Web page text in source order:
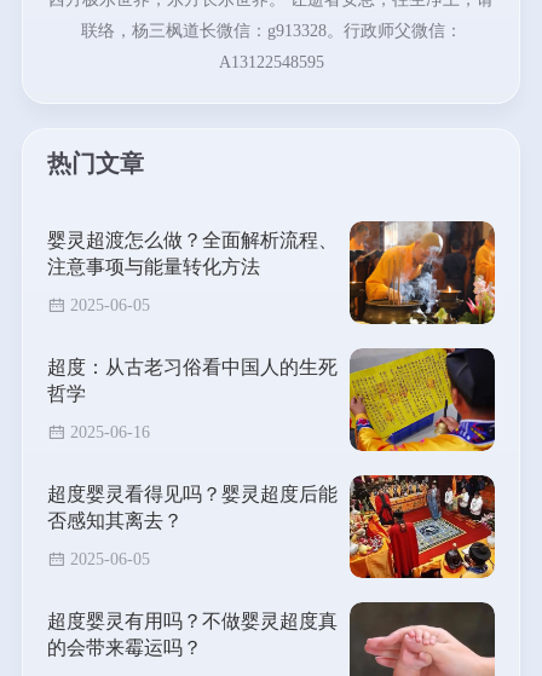
联络，杨三枫道长微信：g913328。行政师父微信：
A13122548595
热门文章
婴灵超渡怎么做？全面解析流程、
注意事项与能量转化方法
2025-06-05
超度：从古老习俗看中国人的生死
哲学
2025-06-16
超度婴灵看得见吗？婴灵超度后能
否感知其离去？
2025-06-05
超度婴灵有用吗？不做婴灵超度真
的会带来霉运吗？